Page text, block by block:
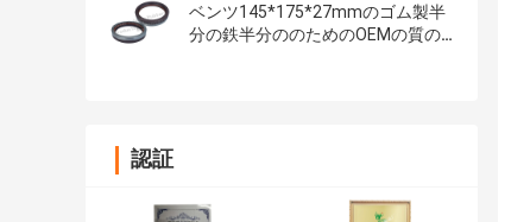
ベンツ145*175*27mmのゴム製半
分の鉄半分ののためのOEMの質の
認証